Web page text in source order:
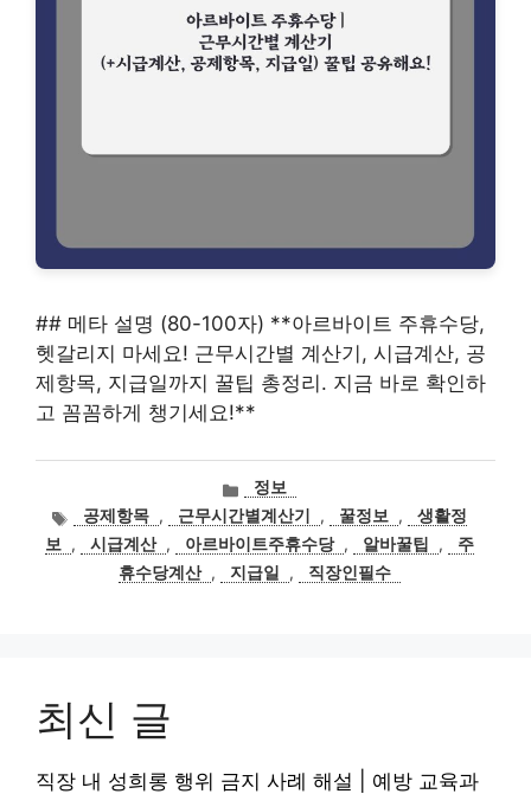
## 메타 설명 (80-100자) **아르바이트 주휴수당,
헷갈리지 마세요! 근무시간별 계산기, 시급계산, 공
제항목, 지급일까지 꿀팁 총정리. 지금 바로 확인하
고 꼼꼼하게 챙기세요!**
카
테
고
리
정보
태공제항목 , 근무시간별계산기 , 꿀정보 ,
생활정
보
, 시급계산 , 아르바이트주휴수당 , 알바꿀팁 ,
주
휴수당계산 , 지급일 , 직장인필수
최신 글
직장 내 성희롱 행위 금지 사례 해설 | 예방 교육과